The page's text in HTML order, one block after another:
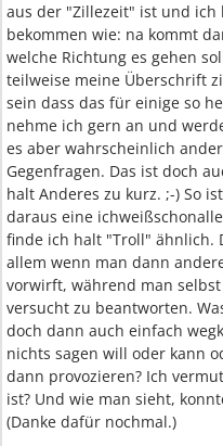
aus der "Zillezeit" ist und ich
bekommen wie: na kommt
welche Richtung es gehen
teilweise meine Überschrift
sein dass das für einige so
nehme ich gern an und
es aber wahrscheinlich
Gegenfragen. Das ist doch
halt Anderes zu kurz. ;-) So
daraus eine
finde ich halt "Troll" ähnlich.
allem wenn man dann
vorwirft, während man
versucht zu beantworten.
doch dann auch einfach
nichts sagen will oder kann
dann provozieren? Ich
ist? Und wie man sieht,
(Danke dafür nochmal.)